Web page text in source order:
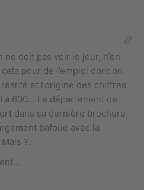
doit pas voir le jour, n’en
pour de l’emploi dont on
et l’origine des chiffres
à 600… Le département de
dans sa dernière brochure,
bafoué avec la
?.